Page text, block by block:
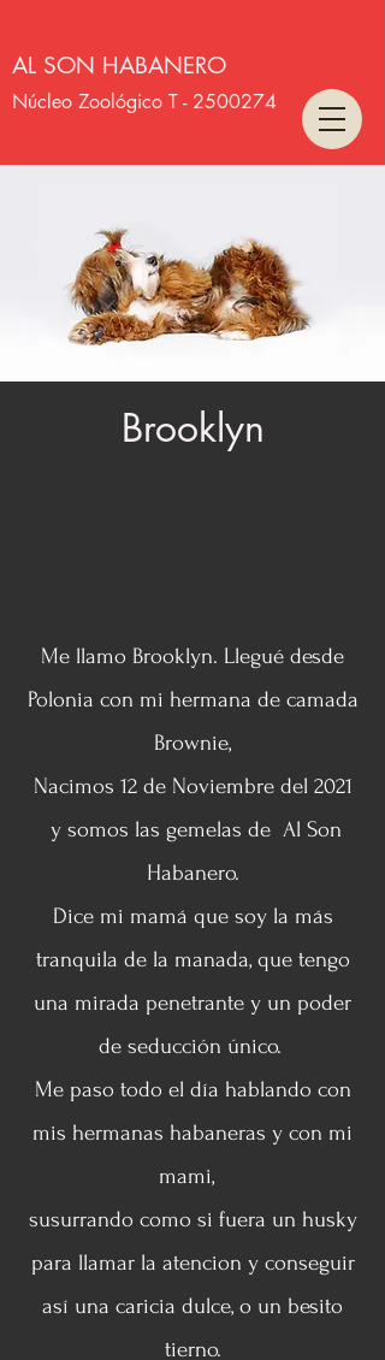
AL SON HABANERO
Núcleo Zoológico T - 2500274
Brooklyn
Me llamo Brooklyn. Llegué desde
Polonia con mi hermana de camada
Brownie,
Nacimos 12 de Noviembre del 2021
y somos las gemelas de Al Son
Habanero.
Dice mi mamá que soy la más
tranquila de la manada, que tengo
una mirada penetrante y un poder
de seducción único.
Me paso todo el día hablando con
mis hermanas habaneras y con mi
mami,
susurrando como si fuera un husky
para llamar la atencion y conseguir
así una caricia dulce, o un besito
tierno.